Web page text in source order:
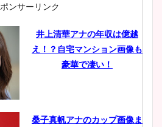
ンサーリンク
井上清華アナの年収は億越
え！？自宅マンション画像も
豪華で凄い！
桑子真帆アナのカップ画像ま